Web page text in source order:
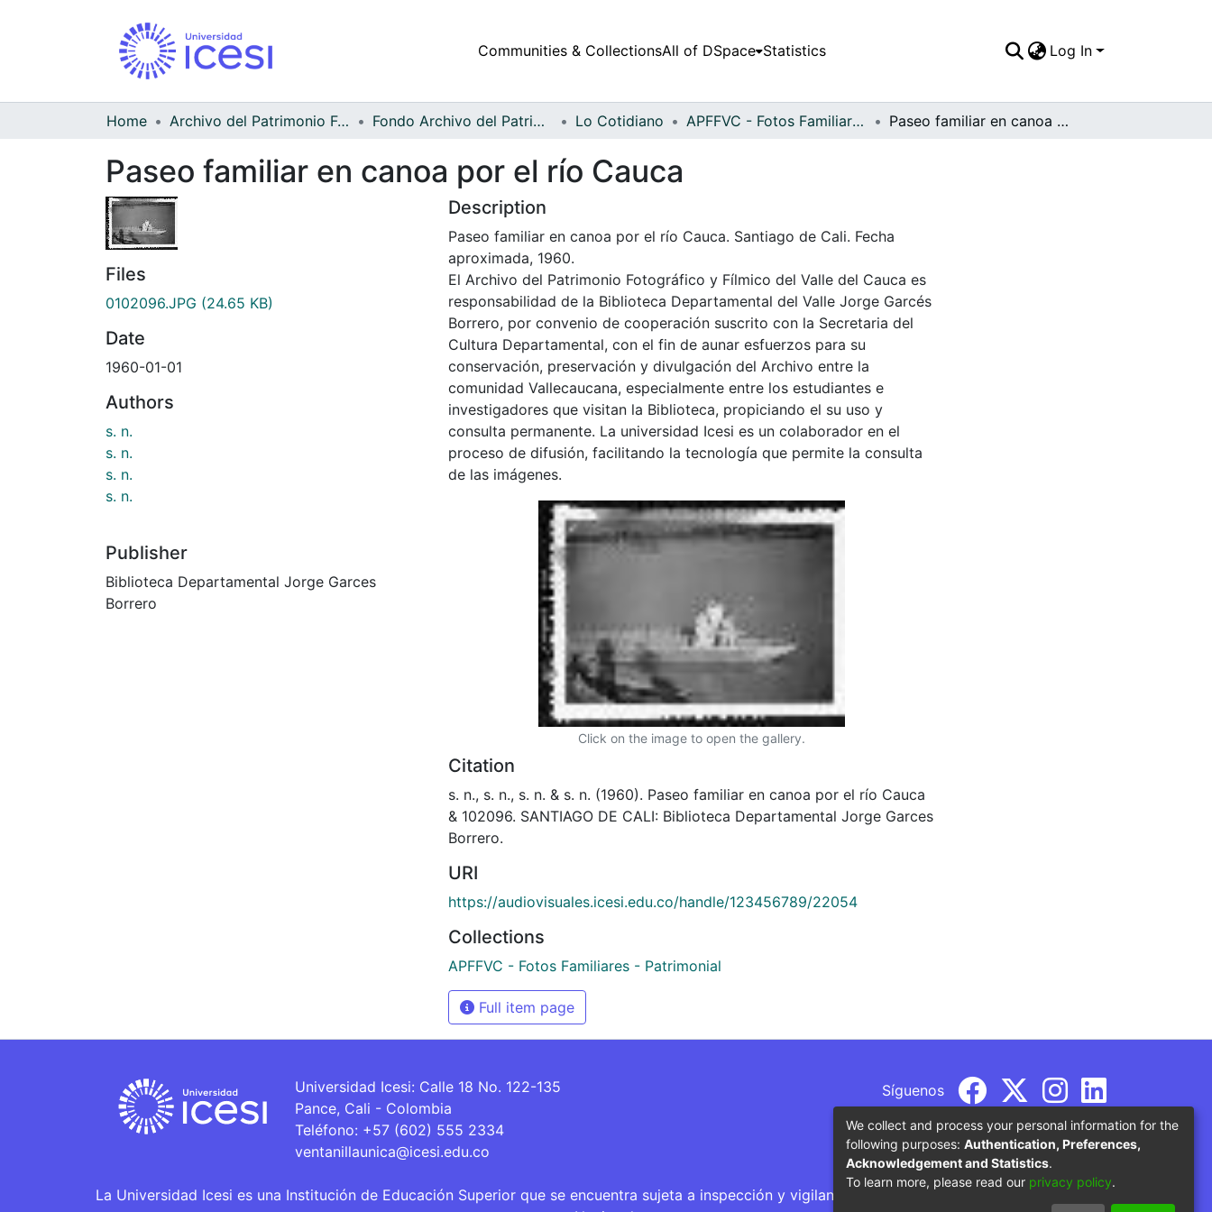
Communities & CollectionsAll of DSpace Statistics Log In
Home Archivo del Patrimonio Fotográfico y Fílmico del Valle del Cauca Fondo Archivo del Patrimonio Fotográfico y Fílmico del Valle del Cauca Lo Cotidiano APFFVC - Fotos Familiares - Patrimonial Paseo familiar en canoa por el río Cauca
Paseo familiar en canoa por el río Cauca
Files
0102096.JPG (24.65 KB)
Date
1960-01-01
Authors
s. n.
s. n.
s. n.
s. n.
Publisher
Biblioteca Departamental Jorge Garces
Borrero
Description
Paseo familiar en canoa por el río Cauca. Santiago de Cali. Fecha
aproximada, 1960.
El Archivo del Patrimonio Fotográfico y Fílmico del Valle del Cauca es
responsabilidad de la Biblioteca Departamental del Valle Jorge Garcés
Borrero, por convenio de cooperación suscrito con la Secretaria del
Cultura Departamental, con el fin de aunar esfuerzos para su
conservación, preservación y divulgación del Archivo entre la
comunidad Vallecaucana, especialmente entre los estudiantes e
investigadores que visitan la Biblioteca, propiciando el su uso y
consulta permanente. La universidad Icesi es un colaborador en el
proceso de difusión, facilitando la tecnología que permite la consulta
de las imágenes.
Click on the image to open the gallery.
Citation
s. n., s. n., s. n. & s. n. (1960). Paseo familiar en canoa por el río Cauca
& 102096. SANTIAGO DE CALI: Biblioteca Departamental Jorge Garces
Borrero.
URI
https://audiovisuales.icesi.edu.co/handle/123456789/22054
Collections
APFFVC - Fotos Familiares - Patrimonial
Full item page
Universidad Icesi: Calle 18 No. 122-135
Pance, Cali - Colombia
Teléfono: +57 (602) 555 2334
ventanillaunica@icesi.edu.co
Síguenos
La Universidad Icesi es una Institución de Educación Superior que se encuentra sujeta a inspección y vigilancia por parte del Ministerio de Educación
We collect and process your personal information for the
following purposes: Authentication, Preferences,
Acknowledgement and Statistics.
To learn more, please read our privacy policy.